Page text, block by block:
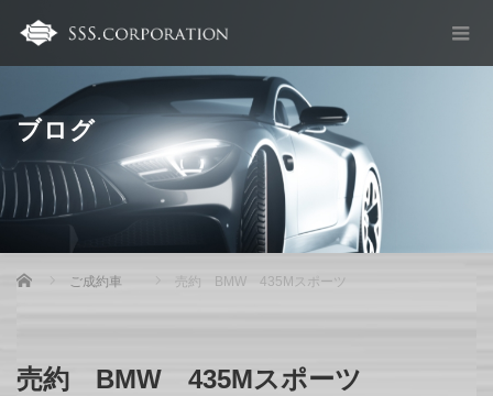
ブログ
Home ご成約車 売約 BMW 435Mスポーツ
売約 BMW 435Mスポーツ